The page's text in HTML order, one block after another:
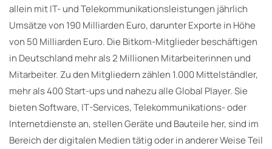
allein mit IT- und Telekommunikationsleistungen jährlich
Umsätze von 190 Milliarden Euro, darunter Exporte in Höhe
von 50 Milliarden Euro. Die Bitkom-Mitglieder beschäftigen
in Deutschland mehr als 2 Millionen Mitarbeiterinnen und
Mitarbeiter. Zu den Mitgliedern zählen 1.000 Mittelständler,
mehr als 400 Start-ups und nahezu alle Global Player. Sie
bieten Software, IT-Services, Telekommunikations- oder
Internetdienste an, stellen Geräte und Bauteile her, sind im
Bereich der digitalen Medien tätig oder in anderer Weise Teil